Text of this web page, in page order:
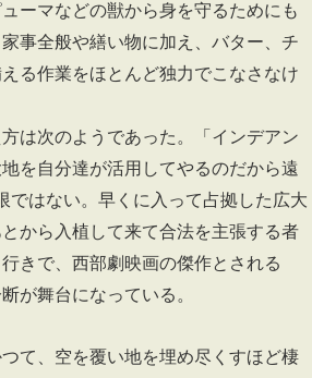
ーマなどの獣から身を守るためにも
事全般や繕い物に加え、バター、チ
る作業をほとんど独力でこなさなけ
は次のようであった。「インデアン
を自分達が活用してやるのだから遠
ではない。早くに入って占拠した広大
から入植して来て合法を主張する者
きで、西部劇映画の傑作とされる
が舞台になっている。
て、空を覆い地を埋め尽くすほど棲